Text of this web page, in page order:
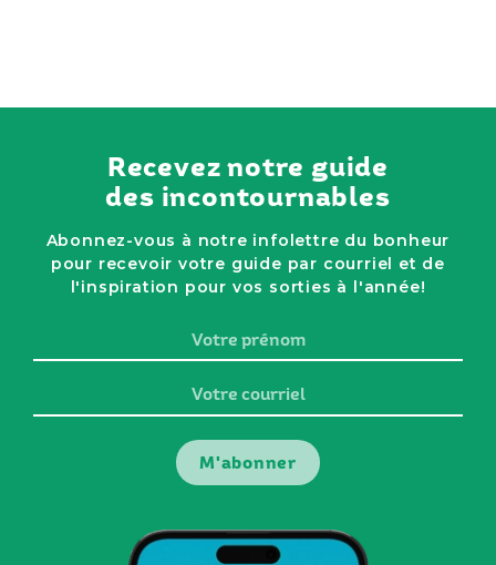
Recevez notre guide
des incontournables
Abonnez-vous à notre infolettre du bonheur
pour recevoir votre guide par courriel et de
l'inspiration pour vos sorties à l'année!
prénom
courriel